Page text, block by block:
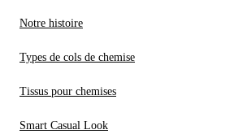
Notre histoire
Types de cols de chemise
Tissus pour chemises
Smart Casual Look